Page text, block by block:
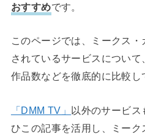
おすすめです。
このページでは、ミークス
されているサービスについて
作品数などを徹底的に比較し
「DMM TV」 以外のサービ
ひこの記事を活用し、ミー